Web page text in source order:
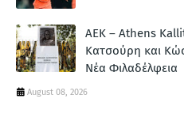
ΑΕΚ – Athens
Κατσούρη και
Νέα Φιλαδέλφεια
August 08, 2026